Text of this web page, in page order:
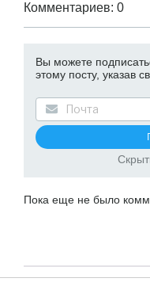
Комментариев: 0
Вы можете
этому посту, указав
Пока еще не было